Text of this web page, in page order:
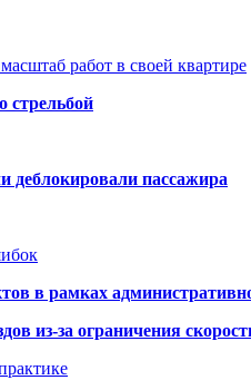
работ в своей квартире
стрельбой
деблокировали пассажира
в рамках
из-за ограничения